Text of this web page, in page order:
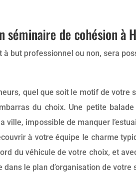
séminaire de cohésion à
but professionnel ou non, sera
quel que soit le motif de
du choix. Une petite
impossible de manquer
à votre équipe le charme
du véhicule de votre choix, et
le plan d’organisation de votre